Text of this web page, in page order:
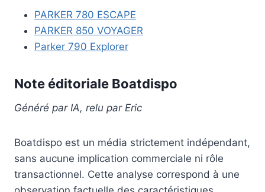
PARKER 780 ESCAPE
PARKER 850 VOYAGER
Parker 790 Explorer
Note éditoriale Boatdispo
Généré par IA, relu par Eric
Boatdispo est un média strictement indépendant,
sans aucune implication commerciale ni rôle
transactionnel. Cette analyse correspond à une